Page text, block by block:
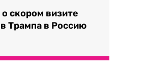
скором визите
Трампа в Россию